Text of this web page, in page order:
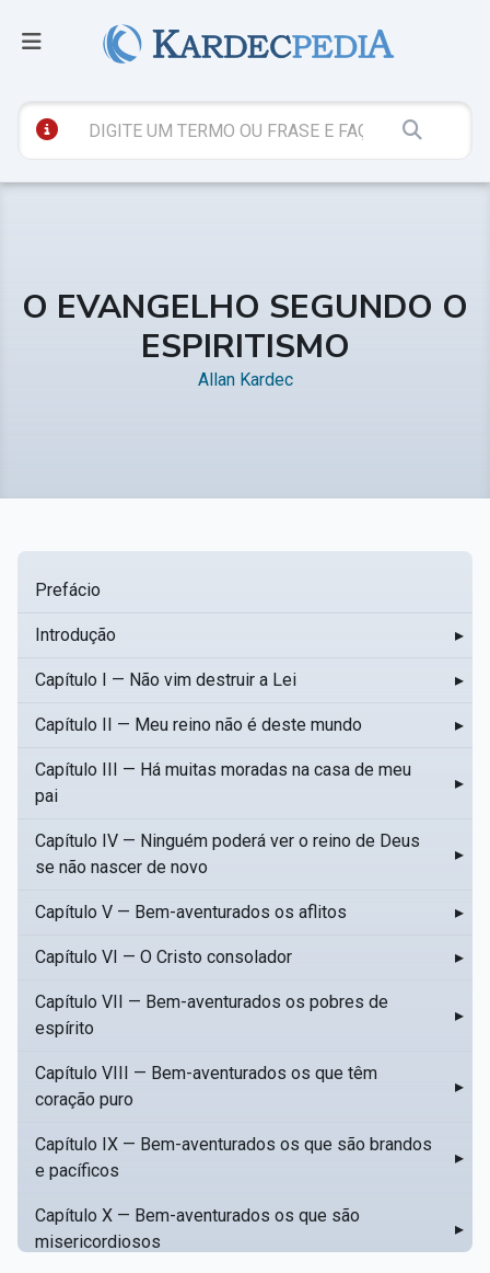
O EVANGELHO SEGUNDO O
ESPIRITISMO
Allan Kardec
Prefácio
Introdução ▸
Capítulo I — Não vim destruir a Lei ▸
Capítulo II — Meu reino não é deste mundo ▸
Capítulo III — Há muitas moradas na casa de meu
pai
▸
Capítulo IV — Ninguém poderá ver o reino de Deus
se não nascer de novo
▸
Capítulo V — Bem-aventurados os aflitos ▸
Capítulo VI — O Cristo consolador ▸
Capítulo VII — Bem-aventurados os pobres de
espírito
▸
Capítulo VIII — Bem-aventurados os que têm
coração puro
▸
Capítulo IX — Bem-aventurados os que são brandos
e pacíficos
▸
Capítulo X — Bem-aventurados os que são
misericordiosos
▸